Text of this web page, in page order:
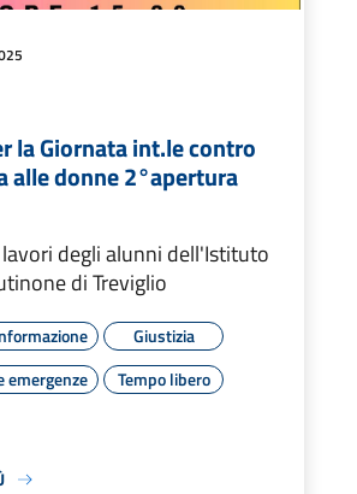
la Giornata int.le contro
alle donne 2°apertura
degli alunni dell'Istituto
di Treviglio
Giustizia
emergenze
Tempo libero